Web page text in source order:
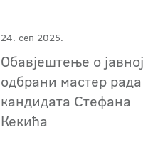
24. сеп 2025.
Обавјештење о јавној
одбрани мастер рада
кандидата Стефана
Кекића